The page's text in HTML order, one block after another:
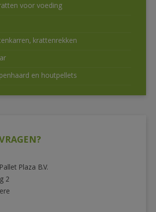
voor voeding
krattenrekken
en houtpellets
Plaza B.V.
2